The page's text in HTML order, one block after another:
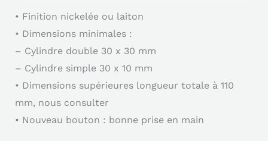
• Finition nickelée ou laiton
• Dimensions minimales :
– Cylindre double 30 x 30 mm
– Cylindre simple 30 x 10 mm
• Dimensions supérieures longueur totale à 110
mm, nous consulter
• Nouveau bouton : bonne prise en main